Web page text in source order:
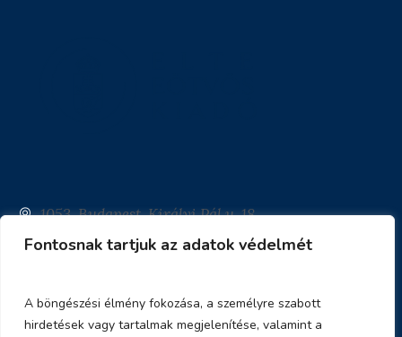
Fontosnak tartjuk az adatok védelmét
A böngészési élmény fokozása, a személyre szabott
hirdetések vagy tartalmak megjelenítése, valamint a
1053. Budapest, Királyi Pál u. 18
info@eotvoskiado.hu